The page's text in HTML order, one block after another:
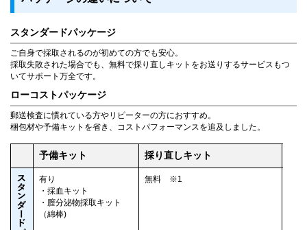
スタンダードパッケージ
ご自身で採取されるのが初めての方でも安心。
採取失敗された場合でも、無料で採り直しキットをお送りするサービスもつ
いてサポート万全です。
ローコストパッケージ
郵送検査に慣れている方やリピーターの方におすすめ。
梱包材や予備キットを省き、コストパフォーマンスを追及しました。
予備キット 採り直しキット
有り
・採血キット
・膣分泌物採取キット
（綿棒)
無料 ※1